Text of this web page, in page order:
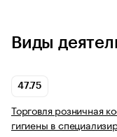
Виды
47.75
Торговля розничная
гигиены в